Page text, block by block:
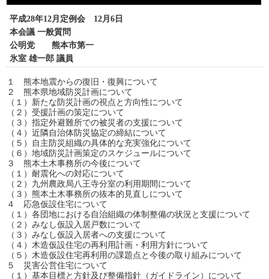
平成28年12月定例会 12月6日
本会議 一般質問
公明党 熊本市第一
氷室 雄一郎 議員
１ 熊本地震からの復旧・復興について
２ 熊本県地域防災計画について
（１）新たな防災計画の視点と方向性について
（２）受援計画の策定について
（３）指定外避難所での被災者の支援について
（４）近隣自治体防災協定の締結について
（５）自主防災組織の具体的な充実強化について
（６）地域防災計画策定のスケジュールについて
３ 熊本土木事務所の今後について
（１）耐震化への対応について
（２）九州農政局八王寺分室の利用期間について
（３）熊本土木事務所の抜本的見直しについて
４ 応急仮設住宅について
（１）各団地における自治組織の体制整備の状況と支援について
（２）みなし仮設入居戸数について
（３）みなし仮設入居者への支援について
（４）木造仮設住宅の再利用計画・利用方針について
（５）木造仮設住宅再利用の課題点と今後の取り組みについて
５ 災害公営住宅について
（１）基本目標と方針及び整備指針（ガイドライン）について